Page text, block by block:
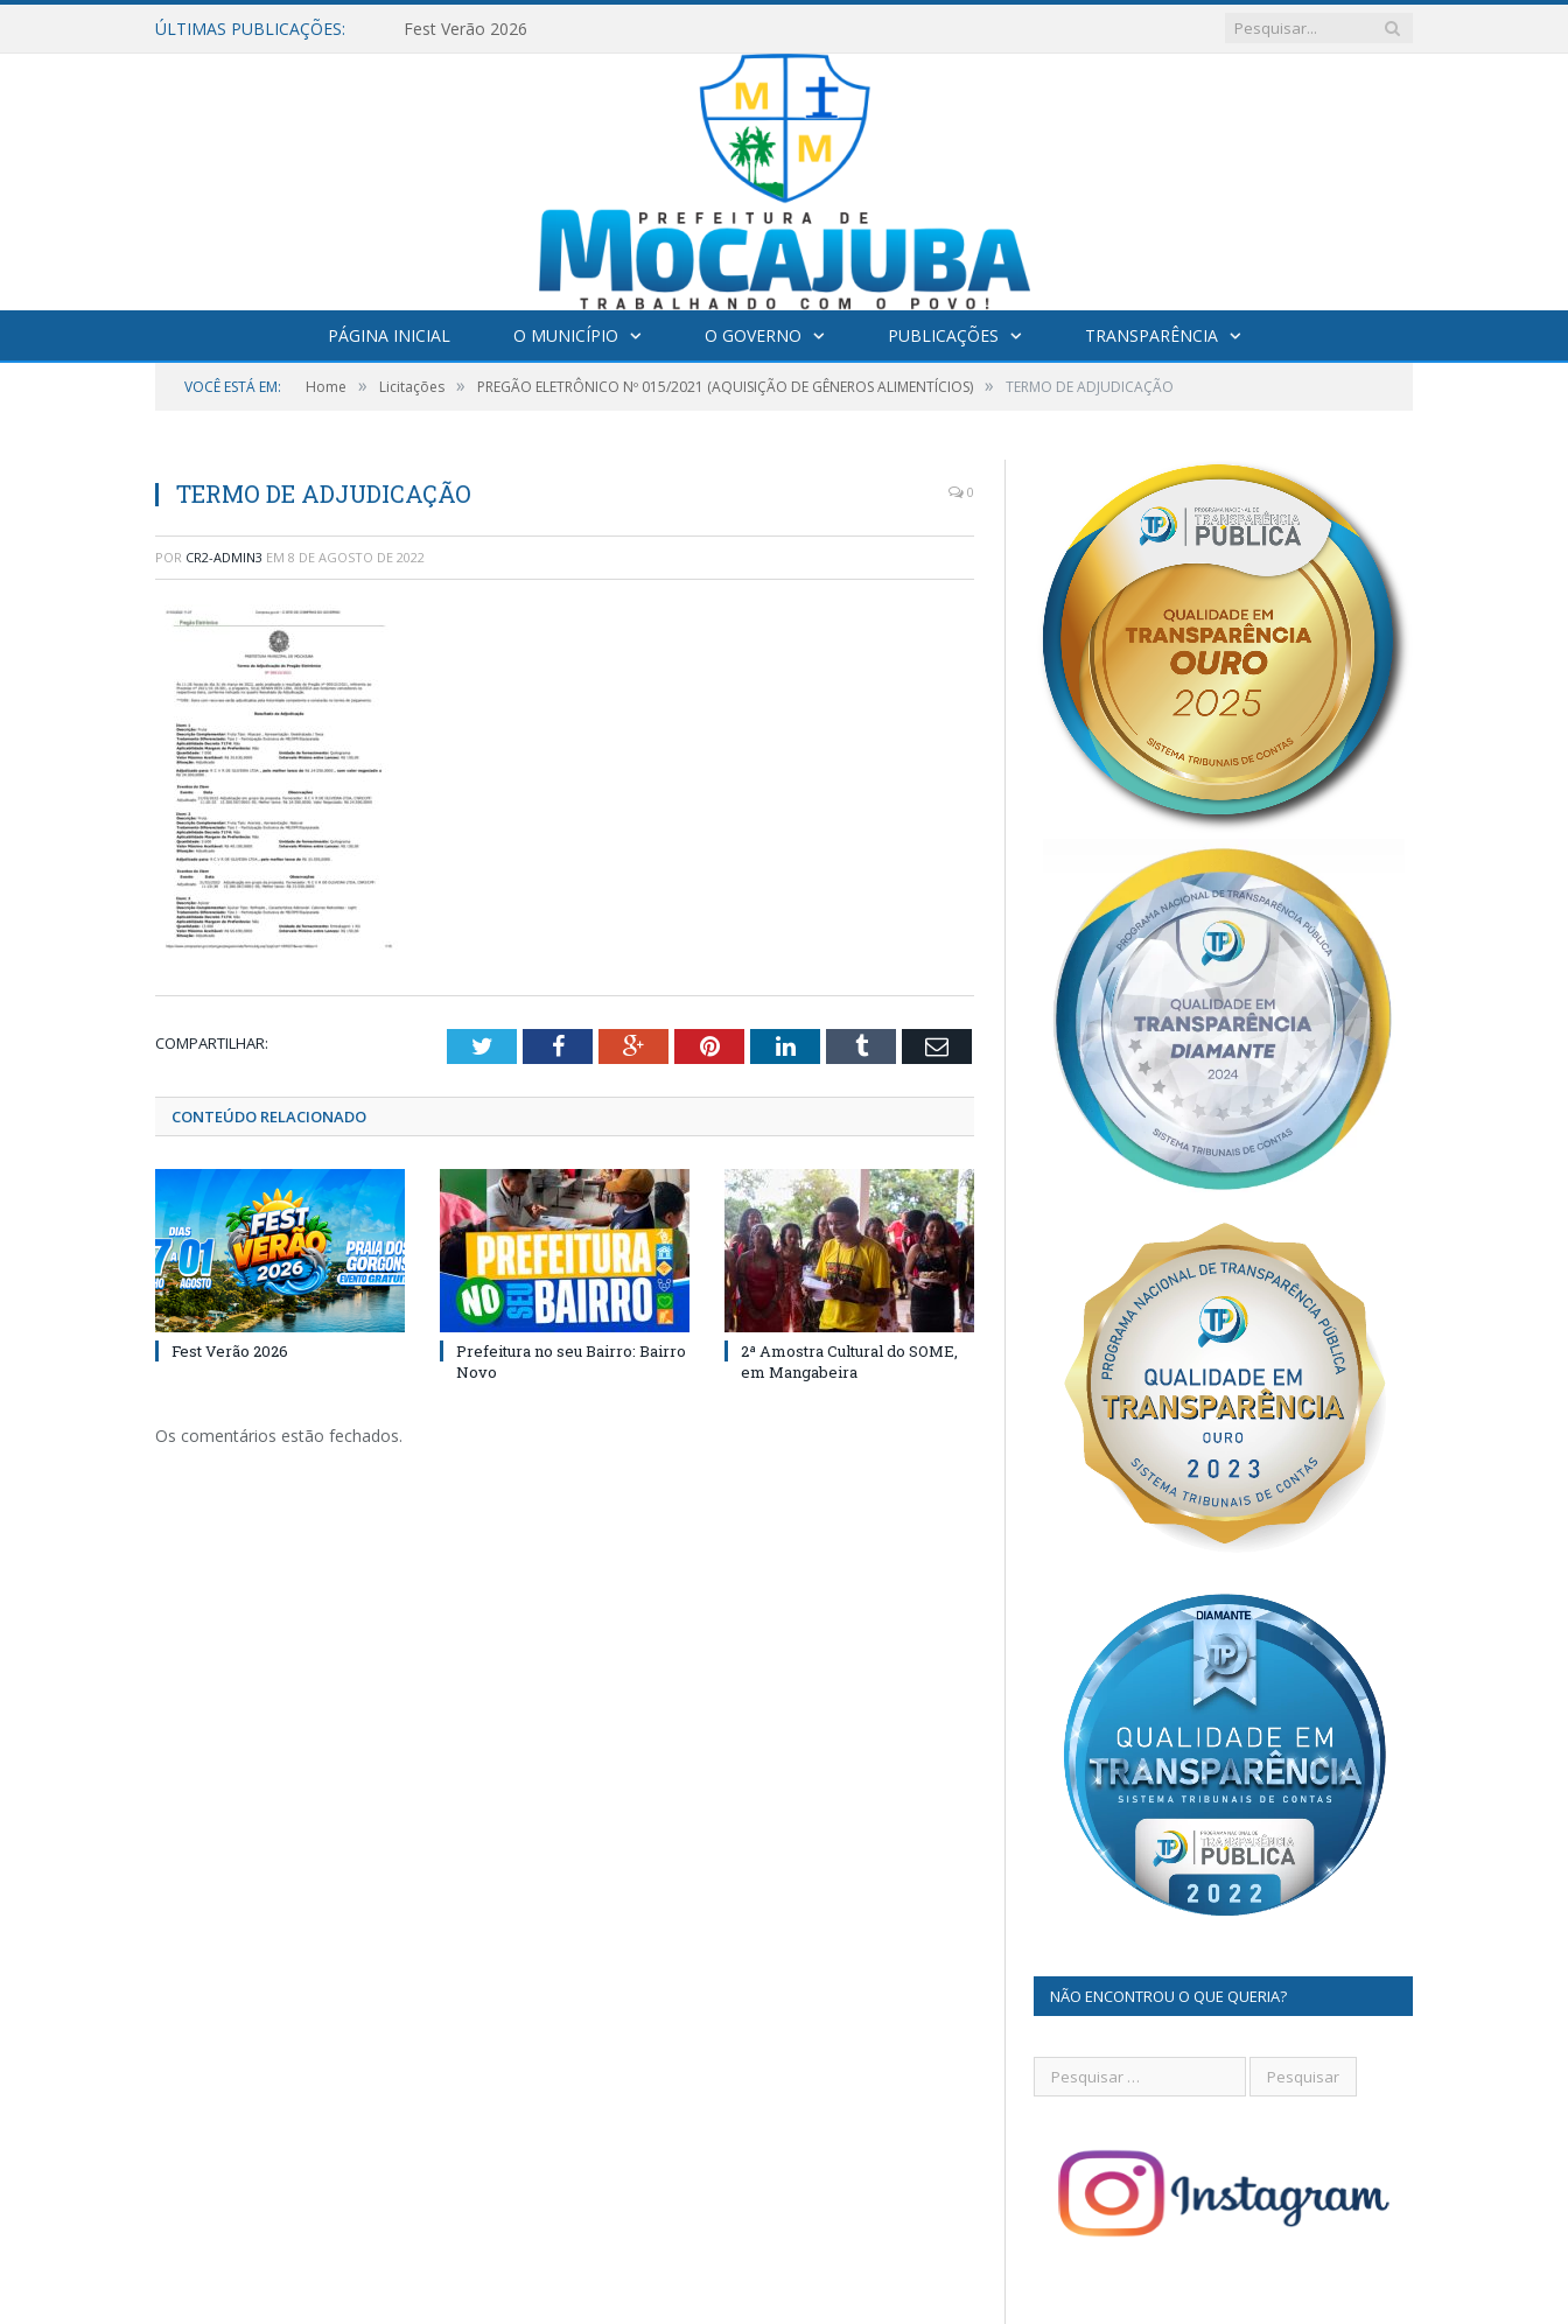
ÚLTIMAS PUBLICAÇÕES: Fest Verão 2026
PÁGINA INICIAL O MUNICÍPIO O GOVERNO PUBLICAÇÕES TRANSPARÊNCIA
VOCÊ ESTÁ EM: Home » Licitações » PREGÃO ELETRÔNICO Nº 015/2021 (AQUISIÇÃO DE GÊNEROS ALIMENTÍCIOS) » TERMO DE ADJUDICAÇÃO
TERMO DE ADJUDICAÇÃO 0
POR CR2-ADMIN3 EM 8 DE AGOSTO DE 2022
COMPARTILHAR: TwitterFacebookGoogle+PinterestLinkedInTumblr Email
CONTEÚDO RELACIONADO
Fest Verão 2026
Prefeitura no seu Bairro: Bairro
Novo
2ª Amostra Cultural do SOME,
em Mangabeira
Os comentários estão fechados.
NÃO ENCONTROU O QUE QUERIA?